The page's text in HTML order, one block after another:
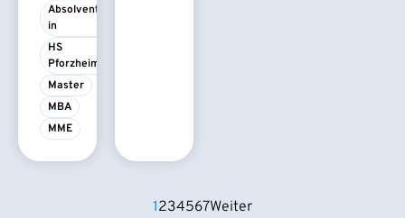
Absolvent/-
in
HS
Pforzheim
Master
MBA
MME
1234567Weiter